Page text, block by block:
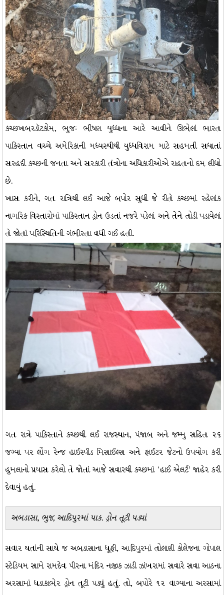
કચ્છખબરડૉટકોમ, ભુજઃ ભીષણ યુધ્ધના આરે આવીને ઊભેલાં ભારત
પાકિસ્તાન વચ્ચે અમેરિકાની મધ્યસ્થીથી યુધ્ધવિરામ માટે સહમતી સધાતાં
સરહદી કચ્છની જનતા અને સરકારી તંત્રોના અધિકારીઓએ રાહતનો દમ લીધો
છે.
ખાસ કરીને, ગત રાત્રિથી લઈ આજે બપોર સુધી જે રીતે કચ્છમાં રહેણાંક
નાગરિક વિસ્તારોમાં પાકિસ્તાન ડ્રોન ઉડતાં નજરે પડેલાં અને તેને તોડી પડાયેલાં
તે જોતાં પરિસ્થિતિની ગંભીરતા વધી ગઈ હતી.
ગત રાત્રે પાકિસ્તાને કચ્છથી લઈ રાજસ્થાન, પંજાબ અને જમ્મુ સહિત ૨૬
જગ્યા પર લોંગ રેન્જ હાઈસ્પીડ મિસાઈલ્સ અને ફાઈટર જેટનો ઉપયોગ કરી
હુમલાનો પ્રયાસ કરેલો તે જોતાં આજે સવારથી કચ્છમાં ‘હાઈ એલર્ટ’ જાહેર કરી
દેવાયું હતું.
અબડાસા, ભુજ, આદિપુરમાં પાક. ડ્રોન તૂટી પડ્યાં
સવાર થતાંની સાથે જ અબડાસાના ધૂફી, આદિપુરમાં તોલાણી કોલેજના ગોપાલ
સ્ટેડિયમ સામે રામદેવ પીરના મંદિર નજીક ઝાડી ઝાંખરામાં સવારે સવા આઠના
અરસામાં ધડાકાભેર ડ્રોન તૂટી પડ્યું હતું. તો, બપોરે ૧૨ વાગ્યાના અરસામાં